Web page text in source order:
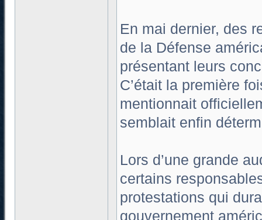
En mai dernier, des
de la Défense
présentant leurs
C’était la première
mentionnait
semblait enfin
Lors d’une grande
certains
protestations qui
gouvernement